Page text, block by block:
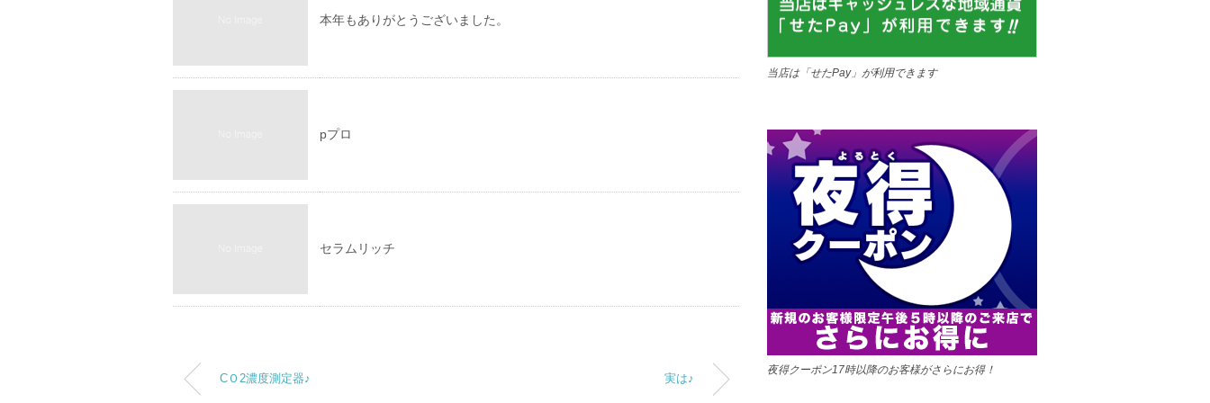
本年もありがとうございました。
pプロ
セラムリッチ
CＯ2濃度測定器♪ 実は♪
当店は「せたPay」が利用できます
夜得クーポン17時以降のお客様がさらにお得！